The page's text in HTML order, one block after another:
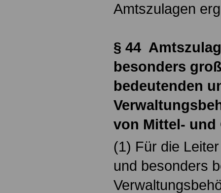
Amtszulagen
§ 44
besonders
bedeutenden
von Mittel- und
(1) Für die
und besonders